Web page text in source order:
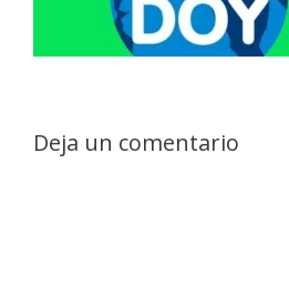
Deja un comentario